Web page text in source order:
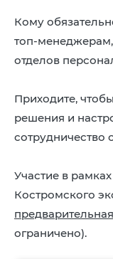
Кому
топ-
отделов
Приходите,
решения и
сотрудничество
Участие в
Костромского
ограничено).